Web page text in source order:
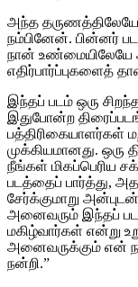
அந்த தருணத்திலேயே
நம்பினேன். பின்னர்
நான் உண்மையிலேயே
எதிர்பார்ப்புகளைத்
இந்தப் படம் ஒரு
இதுபோன்ற
பத்திரிகையாளர்கள்
முக்கியமானது. ஒரு
நீங்கள் மிகப்பெரிய
படத்தைப் பார்த்து,
சேர்க்குமாறு
அனைவரும் இந்தப்
மகிழ்வார்கள் என்று
அனைவருக்கும் என்
நன்றி.”